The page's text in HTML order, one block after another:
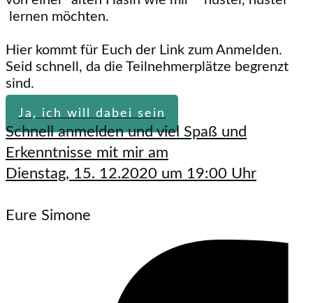
lernen möchten.
Hier kommt für Euch der Link zum Anmelden.
Seid schnell, da die Teilnehmerplätze begrenzt
sind.
Ja, ich will dabei sein
Schnell anmelden und viel Spaß und
Erkenntnisse mit mir am
Dienstag, 15. 12.2020 um 19:00 Uhr
Eure Simone